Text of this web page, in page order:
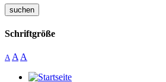
suchen
Schriftgröße
A A A